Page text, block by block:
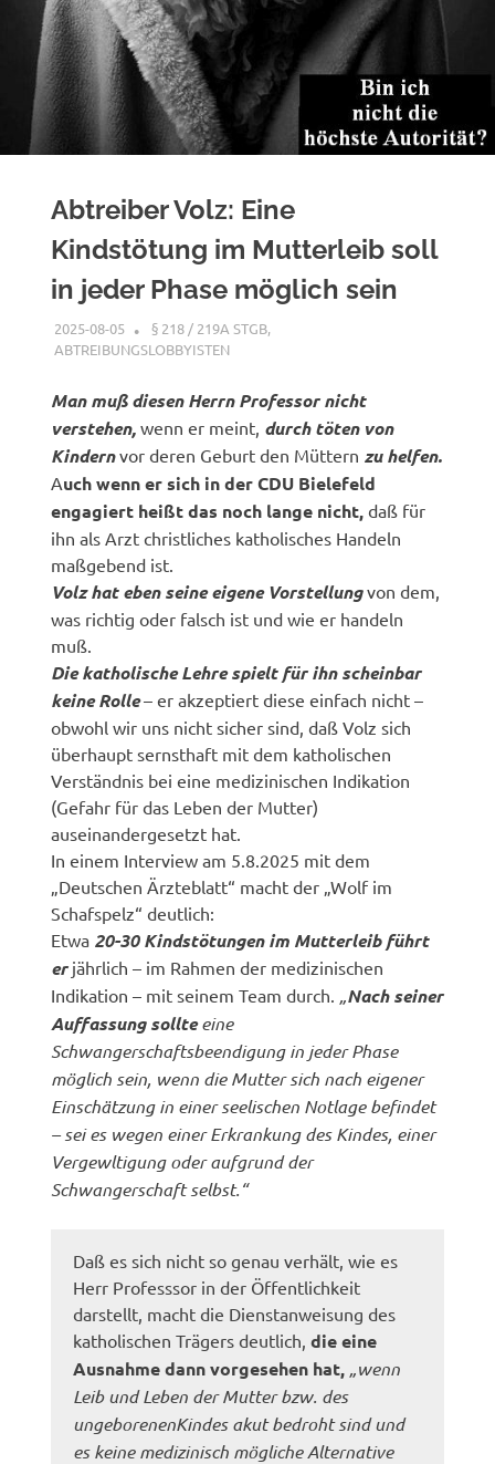
Abtreiber Volz: Eine
Kindstötung im Mutterleib soll
in jeder Phase möglich sein
2025-08-05 XX
§ 218 / 219A STGB,
ABTREIBUNGSLOBBYISTEN
Man muß diesen Herrn Professor nicht
verstehen, wenn er meint, durch töten von
Kindernvor deren Geburt den Müttern zu helfen.
Auch wenn er sich in der CDU Bielefeld
engagiert heißt das noch lange nicht,daß für
ihn als Arzt christliches katholisches Handeln
maßgebend ist.
Volz hat eben seine eigene Vorstellungvon dem,
was richtig oder falsch ist und wie er handeln
muß.
Die katholische Lehre spielt für ihn scheinbar
keine Rolle– er akzeptiert diese einfach nicht –
obwohl wir uns nicht sicher sind, daß Volz sich
überhaupt sernsthaft mit dem katholischen
Verständnis bei eine medizinischen Indikation
(Gefahr für das Leben der Mutter)
auseinandergesetzt hat.
In einem Interview am 5.8.2025 mit dem
„Deutschen Ärzteblatt“ macht der „Wolf im
Schafspelz“ deutlich:
Etwa 20-30 Kindstötungen im Mutterleib führt
erjährlich – im Rahmen der medizinischen
Indikation – mit seinem Team durch. „Nach seiner
Auffassung sollteeine
Schwangerschaftsbeendigung in jeder Phase
möglich sein, wenn die Mutter sich nach eigener
Einschätzung in einer seelischen Notlage befindet
– sei es wegen einer Erkrankung des Kindes, einer
Vergewltigung oder aufgrund der
Schwangerschaft selbst.“
Daß es sich nicht so genau verhält, wie es
Herr Professsor in der Öffentlichkeit
darstellt, macht die Dienstanweisung des
katholischen Trägers deutlich,die eine
Ausnahme dann vorgesehen hat, „wenn
Leib und Leben der Mutter bzw. des
ungeborenenKindes akut bedroht sind und
es keine medizinisch mögliche Alternative